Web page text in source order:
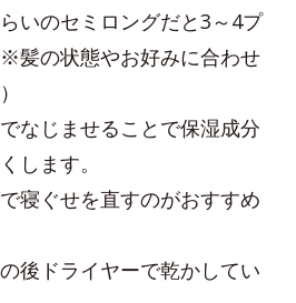
いのセミロングだと3～4プ
髪の状態やお好みに合わせ
なじませることで保湿成分
します。
寝ぐせを直すのがおすすめ
後ドライヤーで乾かしてい